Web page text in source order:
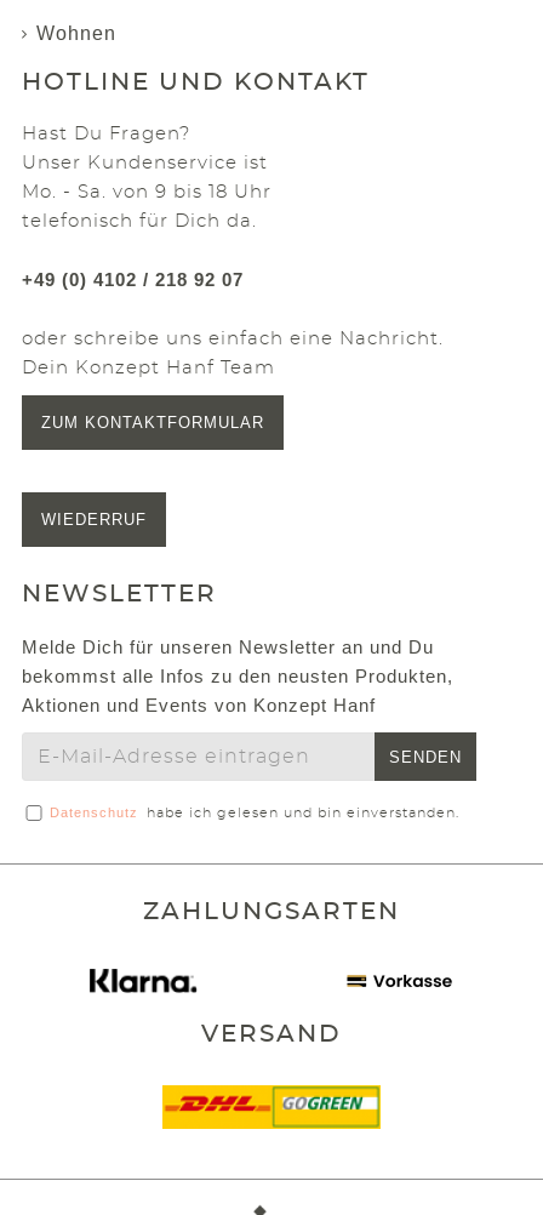
Wohnen
HOTLINE UND KONTAKT
Hast Du Fragen?
Unser Kundenservice ist
Mo. - Sa. von 9 bis 18 Uhr
telefonisch für Dich da.
+49 (0) 4102 / 218 92 07
oder schreibe uns einfach eine Nachricht.
Dein Konzept Hanf Team
ZUM KONTAKTFORMULAR
WIEDERRUF
NEWSLETTER
Melde Dich für unseren Newsletter an und Du
bekommst alle Infos zu den neusten Produkten,
Aktionen und Events von Konzept Hanf
SENDEN
Datenschutz habe ich gelesen und bin einverstanden.
ZAHLUNGSARTEN
VERSAND